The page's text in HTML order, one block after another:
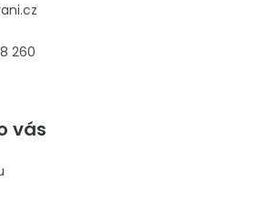
260
vás